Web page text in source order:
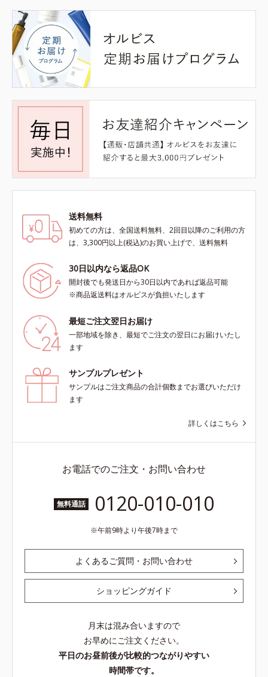
送料無料
初めての方は、全国送料無料、2回目以降のご利用の方
は、3,300円以上(税込)のお買い上げで、送料無料
30日以内なら返品OK
開封後でも発送日から30日以内であれば返品可能
※商品返送料はオルビスが負担いたします
最短ご注文翌日お届け
一部地域を除き、最短でご注文の翌日にお届けいたし
ます
サンプルプレゼント
サンプルはご注文商品の合計個数までお選びいただけ
ます
詳しくはこちら
お電話でのご注文・お問い合わせ
無料通話 0120-010-010
午前9時より午後7時まで
よくあるご質問・お問い合わせ
ショッピングガイド
月末は混み合いますので
お早めにご注文ください。
平日のお昼前後が比較的つながりやすい
時間帯です。